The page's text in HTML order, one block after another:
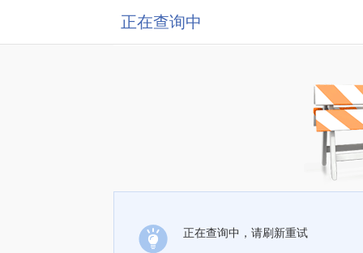
正在查询中
正在查询中，请刷新重试